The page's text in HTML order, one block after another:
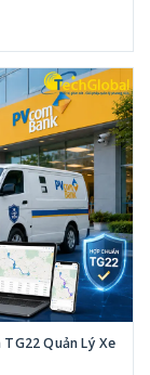
Quản Lý Xe